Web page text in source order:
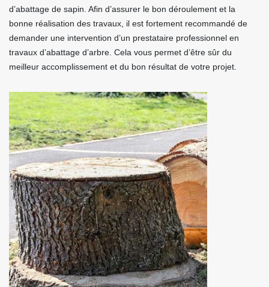
d’abattage de sapin. Afin d’assurer le bon déroulement et la
bonne réalisation des travaux, il est fortement recommandé de
demander une intervention d’un prestataire professionnel en
travaux d’abattage d’arbre. Cela vous permet d’être sûr du
meilleur accomplissement et du bon résultat de votre projet.